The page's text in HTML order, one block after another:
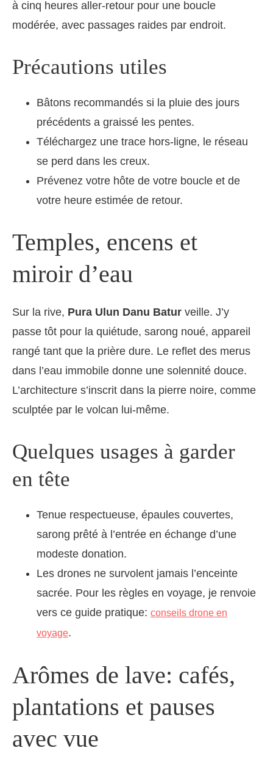
à cinq heures aller-retour pour une boucle
modérée, avec passages raides par endroit.
Précautions utiles
Bâtons recommandés si la pluie des jours
précédents a graissé les pentes.
Téléchargez une trace hors-ligne, le réseau
se perd dans les creux.
Prévenez votre hôte de votre boucle et de
votre heure estimée de retour.
Temples, encens et
miroir d’eau
Sur la rive, Pura Ulun Danu Batur veille. J’y
passe tôt pour la quiétude, sarong noué, appareil
rangé tant que la prière dure. Le reflet des merus
dans l’eau immobile donne une solennité douce.
L’architecture s’inscrit dans la pierre noire, comme
sculptée par le volcan lui-même.
Quelques usages à garder
en tête
Tenue respectueuse, épaules couvertes,
sarong prêté à l’entrée en échange d’une
modeste donation.
Les drones ne survolent jamais l’enceinte
sacrée. Pour les règles en voyage, je renvoie
vers ce guide pratique: conseils drone en
voyage.
Arômes de lave: cafés,
plantations et pauses
avec vue